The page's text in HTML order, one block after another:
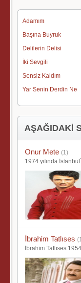
Adamım
Başına Buyruk
Delilerin Delisi
İki Sevgili
Sensiz Kaldım
Yar Senin Derdin Ne
AŞAĞIDAKİ
Onur Mete (1)
1974 yılında
İbrahim Tatlıses
İbrahim Tatlıses